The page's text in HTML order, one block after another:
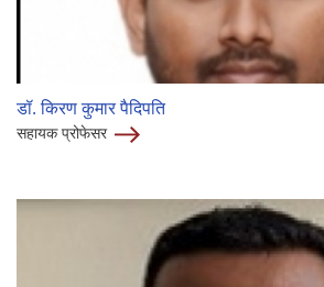
डॉ. किरण कुमार पैदिपति
सहायक प्रोफेसर